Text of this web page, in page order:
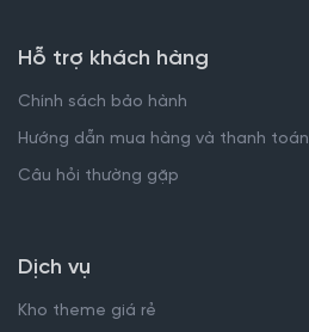
Hỗ trợ khách hàng
Chính sách bảo hành
Hướng dẫn mua hàng và thanh toán
Câu hỏi thường gặp
Dịch vụ
Kho theme giá rẻ